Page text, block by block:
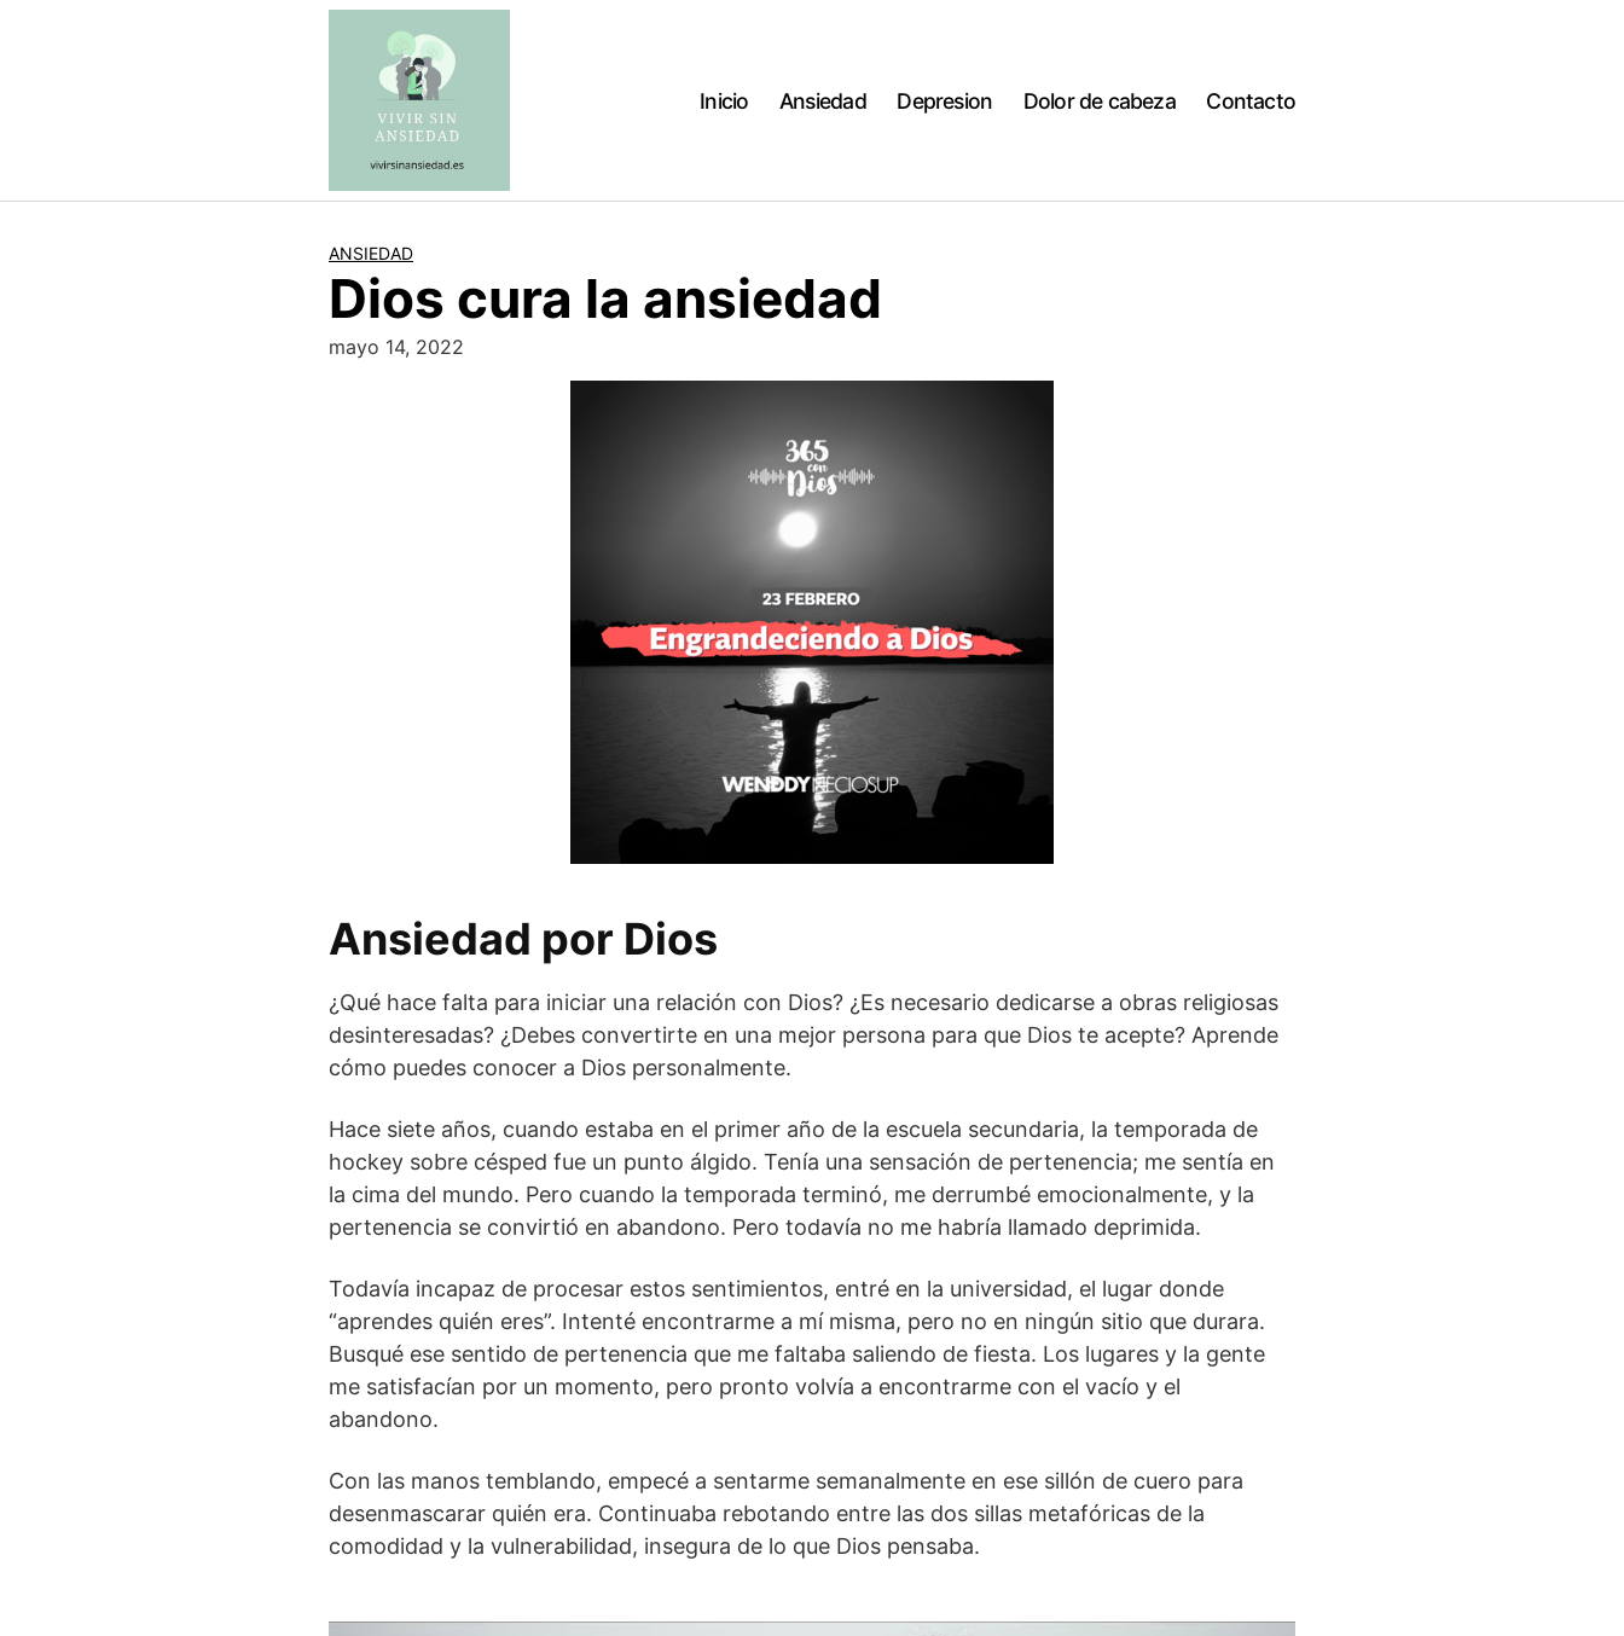
Inicio Ansiedad Depresion Dolor de cabeza Contacto
ANSIEDAD
Dios cura la ansiedad
mayo 14, 2022
Ansiedad por Dios
¿Qué hace falta para iniciar una relación con Dios? ¿Es necesario dedicarse a obras religiosas
desinteresadas? ¿Debes convertirte en una mejor persona para que Dios te acepte? Aprende
cómo puedes conocer a Dios personalmente.
Hace siete años, cuando estaba en el primer año de la escuela secundaria, la temporada de
hockey sobre césped fue un punto álgido. Tenía una sensación de pertenencia; me sentía en
la cima del mundo. Pero cuando la temporada terminó, me derrumbé emocionalmente, y la
pertenencia se convirtió en abandono. Pero todavía no me habría llamado deprimida.
Todavía incapaz de procesar estos sentimientos, entré en la universidad, el lugar donde
“aprendes quién eres”. Intenté encontrarme a mí misma, pero no en ningún sitio que durara.
Busqué ese sentido de pertenencia que me faltaba saliendo de fiesta. Los lugares y la gente
me satisfacían por un momento, pero pronto volvía a encontrarme con el vacío y el
abandono.
Con las manos temblando, empecé a sentarme semanalmente en ese sillón de cuero para
desenmascarar quién era. Continuaba rebotando entre las dos sillas metafóricas de la
comodidad y la vulnerabilidad, insegura de lo que Dios pensaba.